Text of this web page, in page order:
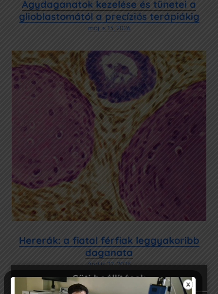
Süti beállítások
Agydaganatok kezelése és tünetei a
glioblastomától a precíziós terápiákig
május 13, 2026
Hererák: a fiatal férfiak leggyakoribb
daganata
április 22, 2026